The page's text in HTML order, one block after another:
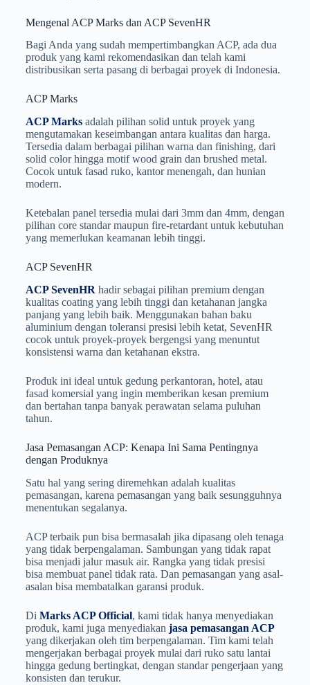
Mengenal ACP Marks dan ACP SevenHR
Bagi Anda yang sudah mempertimbangkan ACP, ada dua
produk yang kami rekomendasikan dan telah kami
distribusikan serta pasang di berbagai proyek di Indonesia.
ACP Marks
ACP Marksadalah pilihan solid untuk proyek yang
mengutamakan keseimbangan antara kualitas dan harga.
Tersedia dalam berbagai pilihan warna dan finishing, dari
solid color hingga motif wood grain dan brushed metal.
Cocok untuk fasad ruko, kantor menengah, dan hunian
modern.
Ketebalan panel tersedia mulai dari 3mm dan 4mm, dengan
pilihan core standar maupun fire-retardant untuk kebutuhan
yang memerlukan keamanan lebih tinggi.
ACP SevenHR
ACP SevenHR hadir sebagai pilihan premium dengan
kualitas coating yang lebih tinggi dan ketahanan jangka
panjang yang lebih baik. Menggunakan bahan baku
aluminium dengan toleransi presisi lebih ketat, SevenHR
cocok untuk proyek-proyek bergengsi yang menuntut
konsistensi warna dan ketahanan ekstra.
Produk ini ideal untuk gedung perkantoran, hotel, atau
fasad komersial yang ingin memberikan kesan premium
dan bertahan tanpa banyak perawatan selama puluhan
tahun.
Jasa Pemasangan ACP: Kenapa Ini Sama Pentingnya
dengan Produknya
Satu hal yang sering diremehkan adalah kualitas
pemasangan, karena pemasangan yang baik sesungguhnya
menentukan segalanya.
ACP terbaik pun bisa bermasalah jika dipasang oleh tenaga
yang tidak berpengalaman. Sambungan yang tidak rapat
bisa menjadi jalur masuk air. Rangka yang tidak presisi
bisa membuat panel tidak rata. Dan pemasangan yang asal-
asalan bisa membatalkan garansi produk.
Di Marks ACP Official, kami tidak hanya menyediakan
produk, kami juga menyediakan jasa pemasangan ACP
yang dikerjakan oleh tim berpengalaman. Tim kami telah
mengerjakan berbagai proyek mulai dari ruko satu lantai
hingga gedung bertingkat, dengan standar pengerjaan yang
konsisten dan terukur.